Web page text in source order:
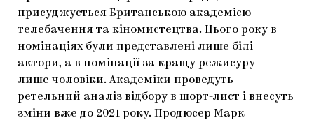
CARPATHIAN CULT ПРО РІЗДВЯНІ СВЯТА
присуджується Британською академією
телебачення та кіномистецтва. Цього року в
номінаціях були представлені лише білі
актори, а в номінації за кращу режисуру —
лише чоловіки. Академіки проведуть
ретельний аналіз відбору в шорт-лист і внесуть
зміни вже до 2021 року. Продюсер Марк